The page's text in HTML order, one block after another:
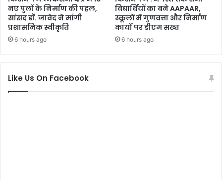
नए पुलों के निर्माण की पहल,
सांसद डॉ. जावेद ने मांगी
प्रशासनिक स्वीकृति
6 hours ago
विद्यार्थियों का बने AAPAAR,
स्कूलों में गुणवत्ता और निर्माण
कार्यों पर डीएम सख्त
6 hours ago
Like Us On Facebook